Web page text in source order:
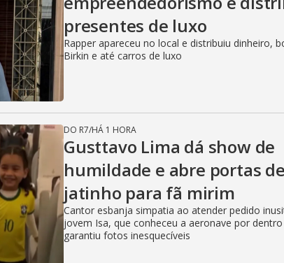
presentes de luxo
Rapper apareceu no local e distribuiu dinheiro,
Birkin e até carros de luxo
DO R7/HÁ 1 HORA
Gusttavo Lima dá show de
humildade e abre portas
jatinho para fã mirim
Cantor esbanja simpatia ao atender pedido
jovem Isa, que conheceu a aeronave por dentro
garantiu fotos inesquecíveis